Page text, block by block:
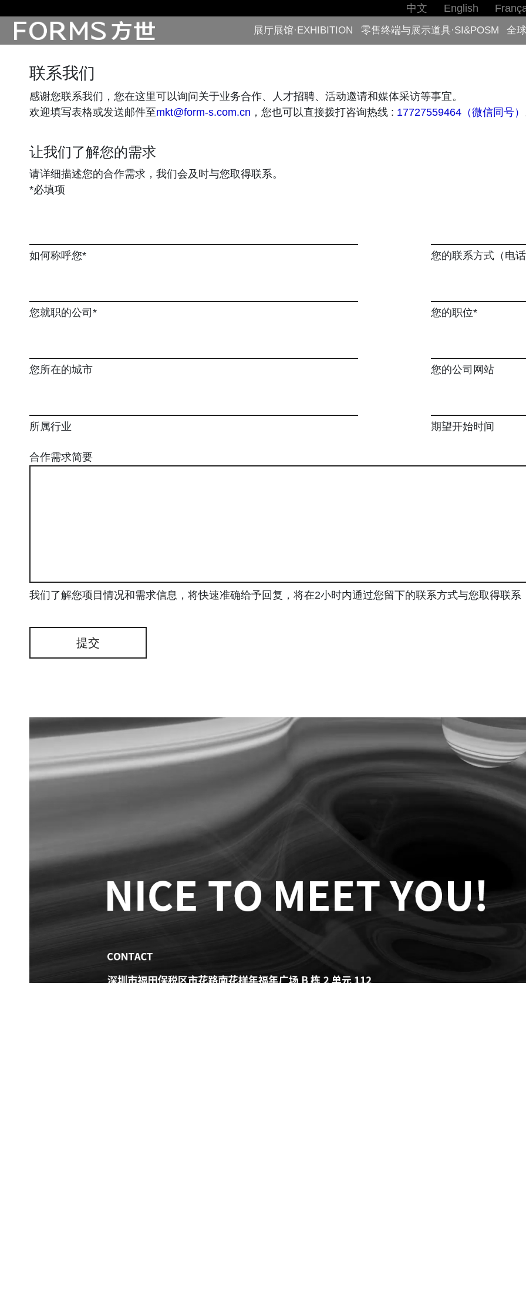
中文 English
展厅展馆·EXHIBITION 零售终端与展示道具·SI&POSM 全
零售终端与展示道具·SI&POSM
数字媒体与展项装置·CG&DVICE
联系
联系我们
感谢您联系我们，您在这里可以询问关于业务合作、人才招聘、活动邀请和媒体采访等事宜。
欢迎填写表格或发送邮件至mkt@form-s.com.cn ，您也可以直接拨打咨询热线 : 17727559464（微信同号）
让我们了解您的需求
请详细描述您的合作需求，我们会及时与您取得联系。
*必填项
如何称呼您* 您的联系方式（电
您就职的公司* 您的职位*
您所在的城市 您的公司网站
所属行业 期望开始时间
合作需求简要
我们了解您项目情况和需求信息，将快速准确给予回复，将在2小时内通过您留下的联系方式与您取得联系
提交